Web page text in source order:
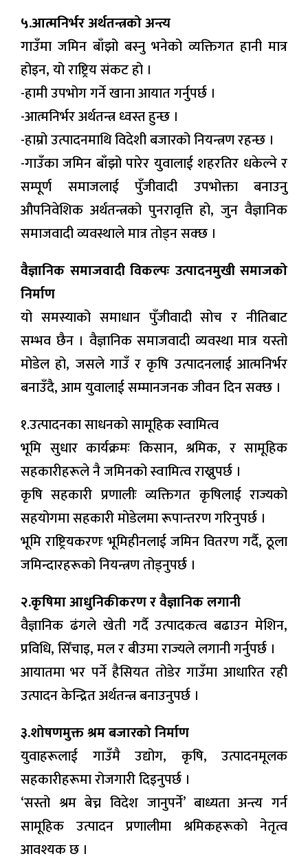
५.आत्मनिर्भर अर्थतन्त्रको अन्त्य
गाउँमा जमिन बाँझो बस्नु भनेको व्यक्तिगत हानी मात्र
होइन, यो राष्ट्रिय संकट हो ।
-हामी उपभोग गर्ने खाना आयात गर्नुपर्छ ।
-आत्मनिर्भर अर्थतन्त्र ध्वस्त हुन्छ ।
-हाम्रो उत्पादनमाथि विदेशी बजारको नियन्त्रण रहन्छ ।
-गाउँका जमिन बाँझो पारेर युवालाई शहरतिर धकेल्ने र
सम्पूर्ण समाजलाई पुँजीवादी उपभोक्ता बनाउनु
औपनिवेशिक अर्थतन्त्रको पुनरावृत्ति हो, जुन वैज्ञानिक
समाजवादी व्यवस्थाले मात्र तोड्न सक्छ ।
वैज्ञानिक समाजवादी विकल्पः उत्पादनमुखी समाजको
निर्माण
यो समस्याको समाधान पुँजीवादी सोच र नीतिबाट
सम्भव छैन । वैज्ञानिक समाजवादी व्यवस्था मात्र यस्तो
मोडेल हो, जसले गाउँ र कृषि उत्पादनलाई आत्मनिर्भर
बनाउँदै, आम युवालाई सम्मानजनक जीवन दिन सक्छ ।
१.उत्पादनका साधनको सामूहिक स्वामित्व
भूमि सुधार कार्यक्रमः किसान, श्रमिक, र सामूहिक
सहकारीहरूले नै जमिनको स्वामित्व राख्नुपर्छ ।
कृषि सहकारी प्रणालीः व्यक्तिगत कृषिलाई राज्यको
सहयोगमा सहकारी मोडेलमा रूपान्तरण गरिनुपर्छ ।
भूमि राष्ट्रियकरणः भूमिहीनलाई जमिन वितरण गर्दै, ठूला
जमिन्दारहरूको नियन्त्रण तोड्नुपर्छ ।
२.कृषिमा आधुनिकीकरण र वैज्ञानिक लगानी
वैज्ञानिक ढंगले खेती गर्दै उत्पादकत्व बढाउन मेशिन,
प्रविधि, सिँचाइ, मल र बीउमा राज्यले लगानी गर्नुपर्छ ।
आयातमा भर पर्ने हैसियत तोडेर गाउँमा आधारित रही
उत्पादन केन्द्रित अर्थतन्त्र बनाउनुपर्छ ।
३.शोषणमुक्त श्रम बजारको निर्माण
युवाहरूलाई गाउँमै उद्योग, कृषि, उत्पादनमूलक
सहकारीहरूमा रोजगारी दिइनुपर्छ ।
‘सस्तो श्रम बेच्न विदेश जानुपर्ने’ बाध्यता अन्त्य गर्न
सामूहिक उत्पादन प्रणालीमा श्रमिकहरूको नेतृत्व
आवश्यक छ ।